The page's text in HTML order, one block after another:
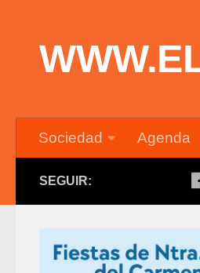
Sociedad Agenda
SEGUIR: